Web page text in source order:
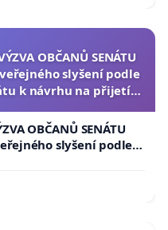
OBČANŮ SENÁTU
veřejného slyšení podle
k návrhu na přijetí
OBČANŮ SENÁTU
slyšení podle §
návrhu na přijetí
na prezidenta